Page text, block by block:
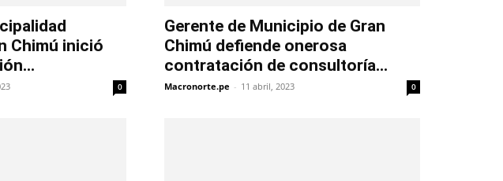
Chimú inició
0
Gerente de Municipio de Gran
Chimú defiende onerosa
contratación de consultoría...
Macronorte.pe - 11 abril, 2023 0